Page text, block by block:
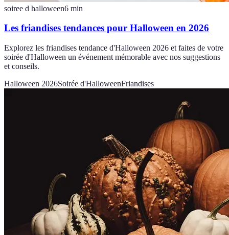
soiree d halloween6 min
Les friandises tendances pour Halloween en 2026
Explorez les friandises tendance d'Halloween 2026 et faites de votre
soirée d'Halloween un événement mémorable avec nos suggestions
et conseils.
Halloween 2026Soirée d'HalloweenFriandises